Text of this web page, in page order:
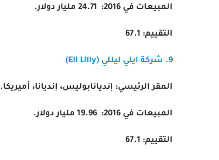
المبيعات في 2016: 24.71 مليار دولار.
التقييم: 67.1
9. شركة ايلي ليللي ( Eli Lilly
)
المقر الرئيسي: إنديانابوليس، إنديانا، أميريكا.
المبيعات في 2016: 19.96 مليار دولار.
التقييم: 67.1